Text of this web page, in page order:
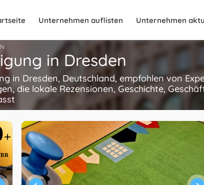
Unternehmen auflisten Unternehmen
in Dresden
in Dresden, Deutschland, empfohlen von
die lokale Rezensionen, Geschichte,
+